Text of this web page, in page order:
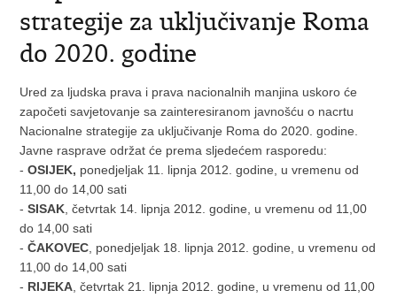
strategije za uključivanje Roma
do 2020. godine
Ured za ljudska prava i prava nacionalnih manjina uskoro će
započeti savjetovanje sa zainteresiranom javnošću o nacrtu
Nacionalne strategije za uključivanje Roma do 2020. godine.
Javne rasprave održat će prema sljedećem rasporedu:
-OSIJEK, ponedjeljak 11. lipnja 2012. godine, u vremenu od
11,00 do 14,00 sati
-SISAK , četvrtak 14. lipnja 2012. godine, u vremenu od 11,00
do 14,00 sati
-ČAKOVEC , ponedjeljak 18. lipnja 2012. godine, u vremenu od
11,00 do 14,00 sati
- RIJEKA , četvrtak 21. lipnja 2012. godine, u vremenu od 11,00